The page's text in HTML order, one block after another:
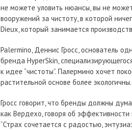
не можете уловить нюансы, вы не
вооружений за чистоту, в которой
Dieux, который занимается
Palermino, Деннис Гросс, основатель
бренда HyperSkin,
к идее “чистоты”. Палермино хочет
растительной основе более экологичны.
Гросс говорит, что бренды должны
как Вердехо, говоря об
“Страх сочетается с радостью,